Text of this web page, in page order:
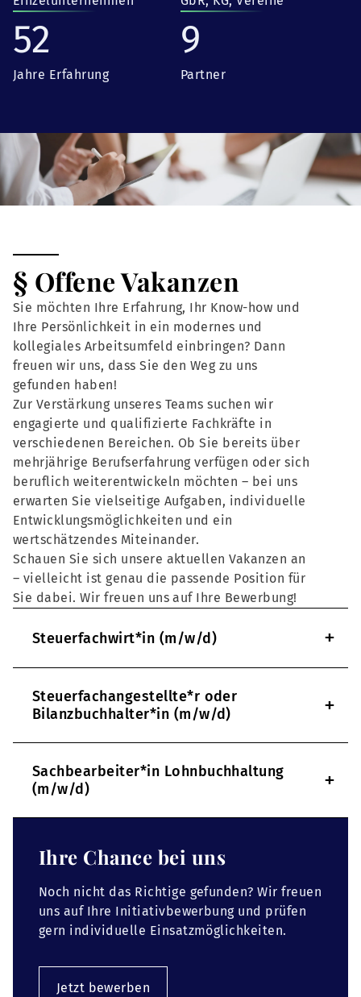
52
Jahre Erfahrung
9
Partner
§ Offene Vakanzen
Sie möchten Ihre Erfahrung, Ihr Know-how und
Ihre Persönlichkeit in ein modernes und
kollegiales Arbeitsumfeld einbringen? Dann
freuen wir uns, dass Sie den Weg zu uns
gefunden haben!
Zur Verstärkung unseres Teams suchen wir
engagierte und qualifizierte Fachkräfte in
verschiedenen Bereichen. Ob Sie bereits über
mehrjährige Berufserfahrung verfügen oder sich
beruflich weiterentwickeln möchten – bei uns
erwarten Sie vielseitige Aufgaben, individuelle
Entwicklungsmöglichkeiten und ein
wertschätzendes Miteinander.
Schauen Sie sich unsere aktuellen Vakanzen an
– vielleicht ist genau die passende Position für
Sie dabei. Wir freuen uns auf Ihre Bewerbung!
Steuerfachwirt*in (m/w/d) +
Steuerfachangestellte*r oder
Bilanzbuchhalter*in (m/w/d)
+
Sachbearbeiter*in Lohnbuchhaltung
(m/w/d)
+
Ihre Chance bei uns
Noch nicht das Richtige gefunden? Wir freuen
uns auf Ihre Initiativbewerbung und prüfen
gern individuelle Einsatzmöglichkeiten.
Jetzt bewerben